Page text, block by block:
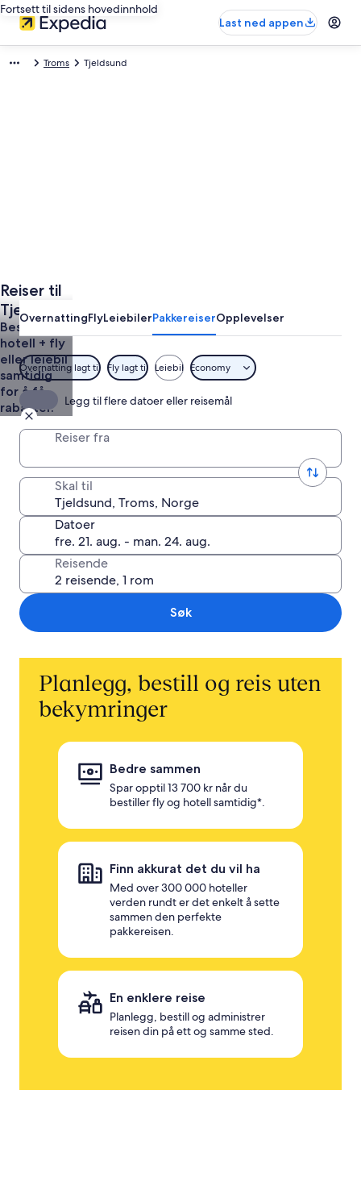
Fortsett til sidens hovedinnhold
Last ned appen
Troms Tjeldsund
Reiser til
Tjeldsund
Bestill
hotell + fly
eller leiebil
samtidig
for å få
rabatter.
OvernattingFlyLeiebilerPakkereiserOpplevelser
Overnatting lagt til Fly lagt til Leiebil Economy
Legg til flere datoer eller reisemål
Reiser fra
Skal til
Datoer
Reisende
Søk
Planlegg, bestill og reis uten
bekymringer
Bedre sammen
Spar opptil 13 700 kr når du
bestiller fly og hotell samtidig*.
Finn akkurat det du vil ha
Med over 300 000 hoteller
verden rundt er det enkelt å sette
sammen den perfekte
pakkereisen.
En enklere reise
Planlegg, bestill og administrer
reisen din på ett og samme sted.